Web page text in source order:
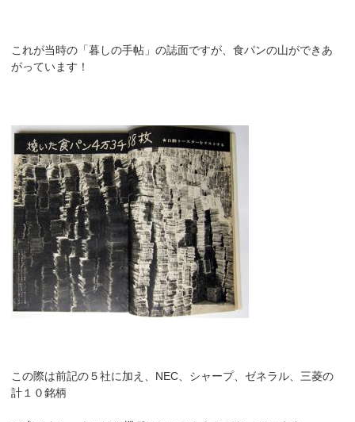
これが当時の「暮しの手帖」の誌面ですが、食パンの山ができあ
がっています！
この際は前記の５社に加え、NEC、シャープ、ゼネラル、三菱の
計１０銘柄